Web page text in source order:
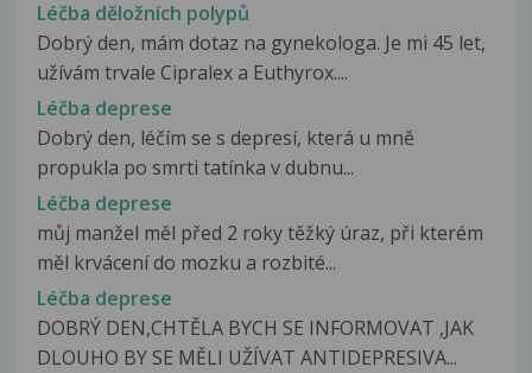
Léčba děložních polypů
Dobrý den, mám dotaz na gynekologa. Je mi 45 let,
užívám trvale Cipralex a Euthyrox....
Léčba deprese
Dobrý den, léčím se s depresí, která u mně
propukla po smrti tatínka v dubnu...
Léčba deprese
můj manžel měl před 2 roky těžký úraz, při kterém
měl krvácení do mozku a rozbité...
Léčba deprese
DOBRÝ DEN,CHTĚLA BYCH SE INFORMOVAT ,JAK
DLOUHO BY SE MĚLI UŽÍVAT ANTIDEPRESIVA...